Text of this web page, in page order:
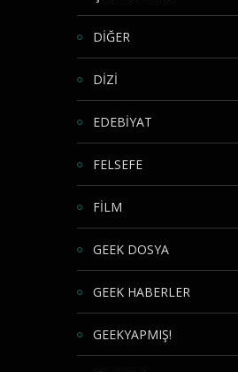
DİĞER
DİZİ
EDEBİYAT
FELSEFE
FİLM
GEEK DOSYA
GEEK HABERLER
GEEKYAPMIŞ!